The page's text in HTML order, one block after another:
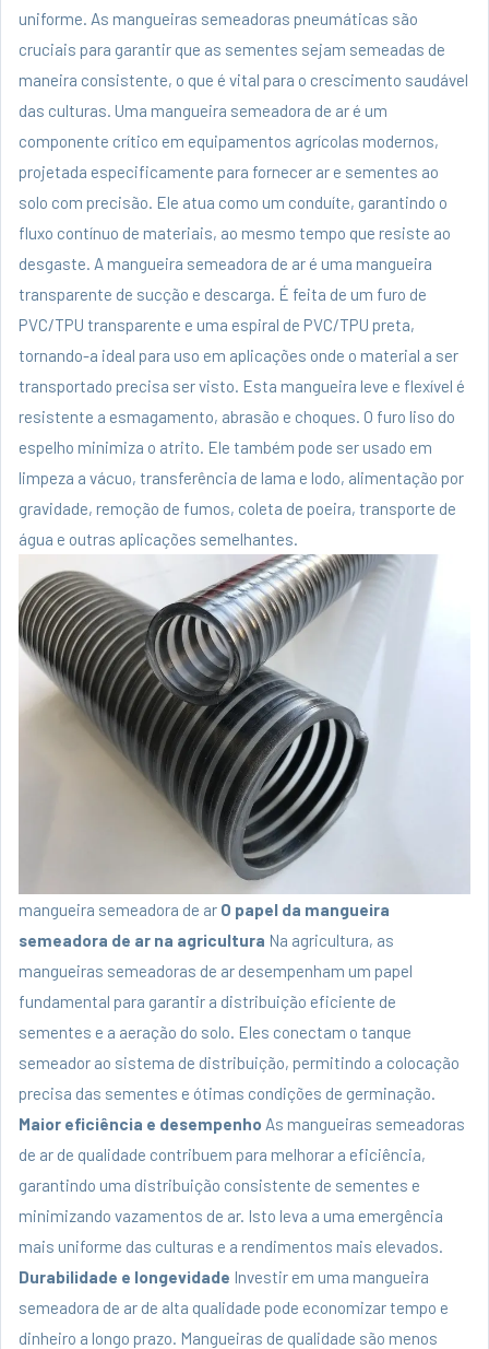
uniforme. As mangueiras semeadoras pneumáticas são
cruciais para garantir que as sementes sejam semeadas de
maneira consistente, o que é vital para o crescimento saudável
das culturas. Uma mangueira semeadora de ar é um
componente crítico em equipamentos agrícolas modernos,
projetada especificamente para fornecer ar e sementes ao
solo com precisão. Ele atua como um conduíte, garantindo o
fluxo contínuo de materiais, ao mesmo tempo que resiste ao
desgaste. A mangueira semeadora de ar é uma mangueira
transparente de sucção e descarga. É feita de um furo de
PVC/TPU transparente e uma espiral de PVC/TPU preta,
tornando-a ideal para uso em aplicações onde o material a ser
transportado precisa ser visto. Esta mangueira leve e flexível é
resistente a esmagamento, abrasão e choques. O furo liso do
espelho minimiza o atrito. Ele também pode ser usado em
limpeza a vácuo, transferência de lama e lodo, alimentação por
gravidade, remoção de fumos, coleta de poeira, transporte de
água e outras aplicações semelhantes.
mangueira semeadora de ar O papel da mangueira
semeadora de ar na agricultura Na agricultura, as
mangueiras semeadoras de ar desempenham um papel
fundamental para garantir a distribuição eficiente de
sementes e a aeração do solo. Eles conectam o tanque
semeador ao sistema de distribuição, permitindo a colocação
precisa das sementes e ótimas condições de germinação.
Maior eficiência e desempenho As mangueiras semeadoras
de ar de qualidade contribuem para melhorar a eficiência,
garantindo uma distribuição consistente de sementes e
minimizando vazamentos de ar. Isto leva a uma emergência
mais uniforme das culturas e a rendimentos mais elevados.
Durabilidade e longevidade Investir em uma mangueira
semeadora de ar de alta qualidade pode economizar tempo e
dinheiro a longo prazo. Mangueiras de qualidade são menos